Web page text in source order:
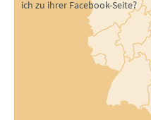
ich zu ihrer Facebook-Seite?